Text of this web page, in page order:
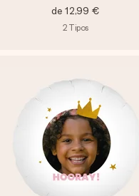
de 12,99 €
2 Tipos